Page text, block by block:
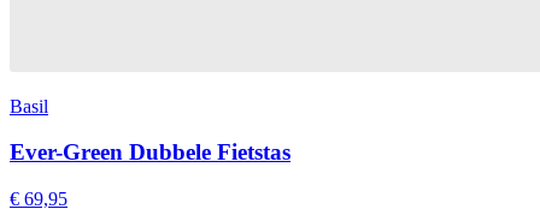
Basil
Ever-Green Dubbele Fietstas
€ 69,95